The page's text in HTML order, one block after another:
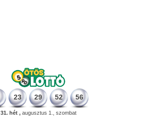
23 29 52 56
31. hét ,augusztus 1., szombat